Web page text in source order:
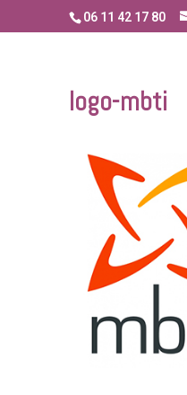
06 11 42 17 80
logo-mbti